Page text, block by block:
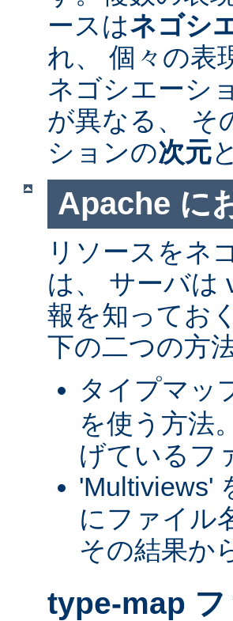
ースはネゴシ
れ、 個々の表
ネゴシエーシ
が異なる、 そ
ションの次元
Apache に
リソースをネ
は、 サーバは
報を知ってお
下の二つの方
タイプマッ
を使う方法
げているフ
'Multiviews'
にファイル
その結果か
type-map フ